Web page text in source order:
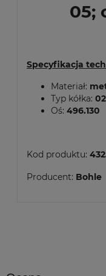
05;
Specyfikacja
Materiał:
Typ kółka:
Oś: 496.130
Kod produktu:
Producent: Bohle